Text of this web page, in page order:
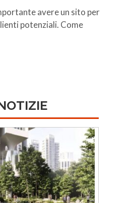
avere un sito per
potenziali. Come